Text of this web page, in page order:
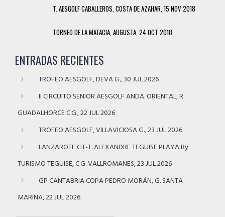
T. AESGOLF CABALLEROS, COSTA DE AZAHAR, 15 NOV 2018
TORNEO DE LA MATACIA, AUGUSTA, 24 OCT 2018
ENTRADAS RECIENTES
TROFEO AESGOLF, DEVA G., 30 JUL 2026
II CIRCUITO SENIOR AESGOLF ANDA. ORIENTAL, R.
GUADALHORCE C.G., 22 JUL 2026
TROFEO AESGOLF, VILLAVICIOSA G., 23 JUL 2026
LANZAROTE GT-T. ALEXANDRE TEGUISE PLAYA By
TURISMO TEGUISE, C.G. VALLROMANES, 23 JUL 2026
GP CANTABRIA COPA PEDRO MORÁN, G. SANTA
MARINA, 22 JUL 2026